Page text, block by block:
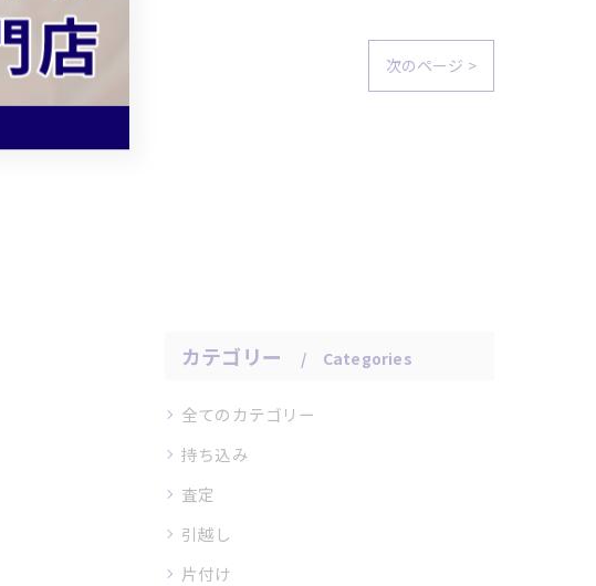
次のページ >
カテゴリー Categories
全てのカテゴリー
持ち込み
査定
引越し
片付け